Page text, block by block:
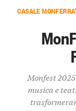
CASALE
Monfest
musica e